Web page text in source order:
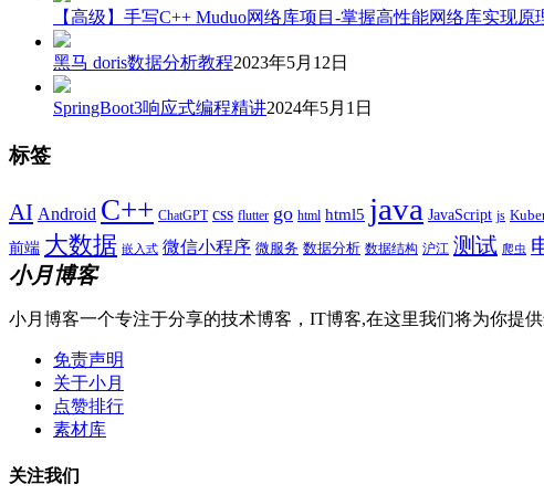
【高级】手写C++ Muduo网络库项目-掌握高性能网络库实现原
黑马 doris数据分析教程2023年5月12日
SpringBoot3响应式编程精讲2024年5月1日
标签
AI Android C++ ChatGPT css flutter go html html5 java JavaScript js
前端 大数据 嵌入式 微信小程序 微服务 数据分析 数据结构 沪江 测试 爬虫
小月博客
小月博客一个专注于分享的技术博客，IT博客,在这里我们将为你提
免责声明
关于小月
点赞排行
素材库
关注我们